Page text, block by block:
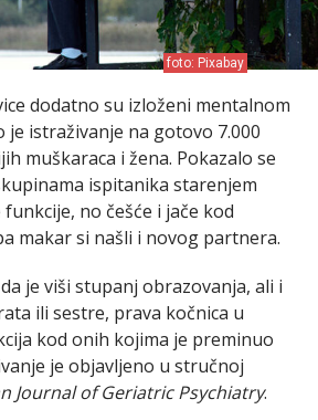
foto: Pixabay
dodatno su izloženi mentalnom
istraživanje na gotovo 7.000
muškaraca i žena. Pokazalo se
ispitanika starenjem
no češće i jače kod
makar si našli i novog partnera.
je viši stupanj obrazovanja, ali i
ili sestre, prava kočnica u
kod onih kojima je preminuo
je objavljeno u stručnoj
Journal of Geriatric Psychiatry.